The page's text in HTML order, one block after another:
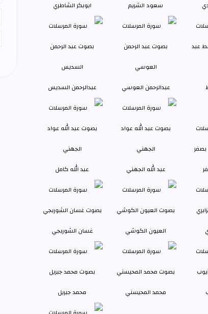
سعود الشريم ابوبكر الشاطري
عبدالرحمن العوسي عبدالرحمن السديس
عبد الله الجهني عبد الله كامل
العيون الكوشي غسان الشوربجي
محمد المحيسني محمد جبريل